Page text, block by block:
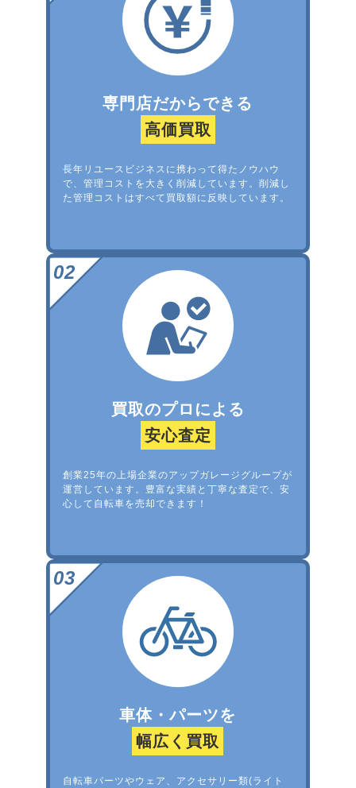
専門店だからできる
高価買取
長年リユースビジネスに携わって得たノウハウ
で、管理コストを大きく削減しています。削減し
た管理コストはすべて買取額に反映しています。
買取のプロによる
安心査定
創業25年の上場企業のアップガレージグループが
運営しています。豊富な実績と丁寧な査定で、安
心して自転車を売却できます！
車体・パーツを
幅広く買取
自転車パーツやウェア、アクセサリー類(ライト